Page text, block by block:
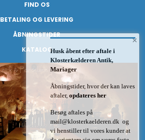
FIND OS
BETALING OG LEVERING
ÅBNINGSTIDER
KATALOG
×
Husk åbent efter aftale i
Klosterkælderen Antik,
Mariager
Åbningstider, hvor der kan laves
aftaler, opdateres her
Besøg aftales på
mail@klosterkaelderen.dk og
vi henstiller til vores kunder at